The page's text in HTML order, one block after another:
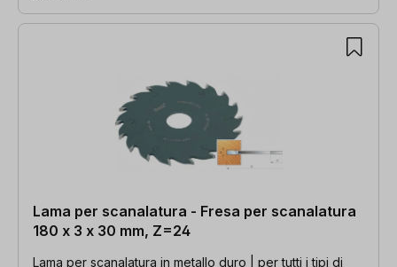
Lama per scanalatura - Fresa per scanalatura
180 x 3 x 30 mm, Z=24
Lama per scanalatura in metallo duro | per tutti i tipi di